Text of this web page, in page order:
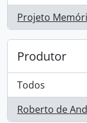
Projeto
, 1 resultados
Produtor
Todos
Roberto de
, 1 resultados